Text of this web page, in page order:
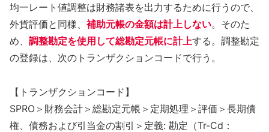
均一レート値調整は財務諸表を出力するために行うので、
外貨評価と同様、 補助元帳の金額は計上しない。そのた
め、 調整勘定を使用して総勘定元帳に計上する。調整勘定
の登録は、次のトランザクションコードで行う。
【トランザクションコード】
SPRO＞財務会計＞総勘定元帳＞定期処理＞評価＞長期債
権、債務および引当金の割引＞定義: 勘定（Tr-Cd：